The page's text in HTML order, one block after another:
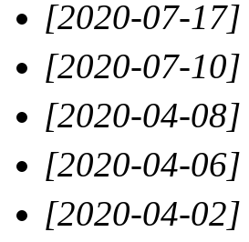
[2020-07-17]
[2020-07-10]
[2020-04-08]
[2020-04-06]
[2020-04-02]